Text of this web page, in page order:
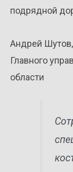
подрядной
Андрей
Главного
области